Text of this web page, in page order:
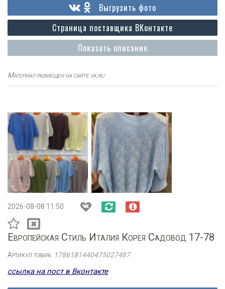
Показать описание
Страница поставщика ВКонтакте
Выгрузить фото
Материал размещен на сайте vk.ru
2026-08-08 11:50
Европейская Стиль Италия Корея Садовод 17-78
Артикул товара: 1786181440475027487
ссылка на пост в Вконтакте